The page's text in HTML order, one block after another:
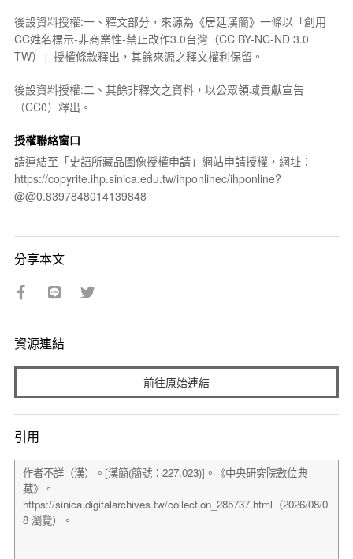
後設資料授權:一、釋文部分，來源為《居延漢簡》一條以「創用
CC姓名標示-非商業性-禁止改作3.0台灣（CC BY-NC-ND 3.0
TW）」授權條款釋出，其餘來源之釋文權利保留。
後設資料授權:二、其餘非釋文之資料，以公眾領域貢獻宣告
（CC0）釋出。
授權聯絡窗口
請連結至「史語所藏品圖像授權申請」網站申請授權，網址：
https://copyrite.ihp.sinica.edu.tw/ihponlinec/ihponline?
@@0.8397848014139848
分享本文
資源連結
前往原始連結
引用